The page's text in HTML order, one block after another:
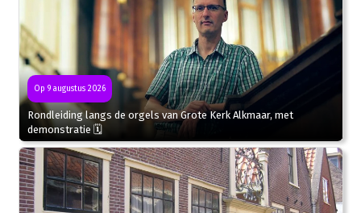
Op 9 augustus 2026
Rondleiding langs de orgels van Grote Kerk Alkmaar, met
demonstratie 🗓